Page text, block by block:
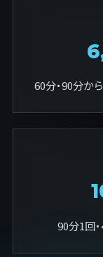
60分・90分か
90分1回